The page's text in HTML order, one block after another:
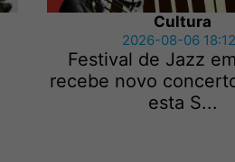
Cultura
2026-08-06
Festival de Jazz
recebe novo
esta S...